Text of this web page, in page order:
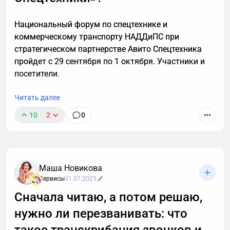
Национальный форум по спецтехнике и
коммерческому транспорту НАДДиПС при
стратегическом партнерстве Авито Спецтехника
пройдет с 29 сентября по 1 октября. Участники и
посетители.
Читать далее
10 2 0
Маша Новикова
Сервисы31.07.2025
Сначала читаю, а потом решаю,
нужно ли перезванивать: что